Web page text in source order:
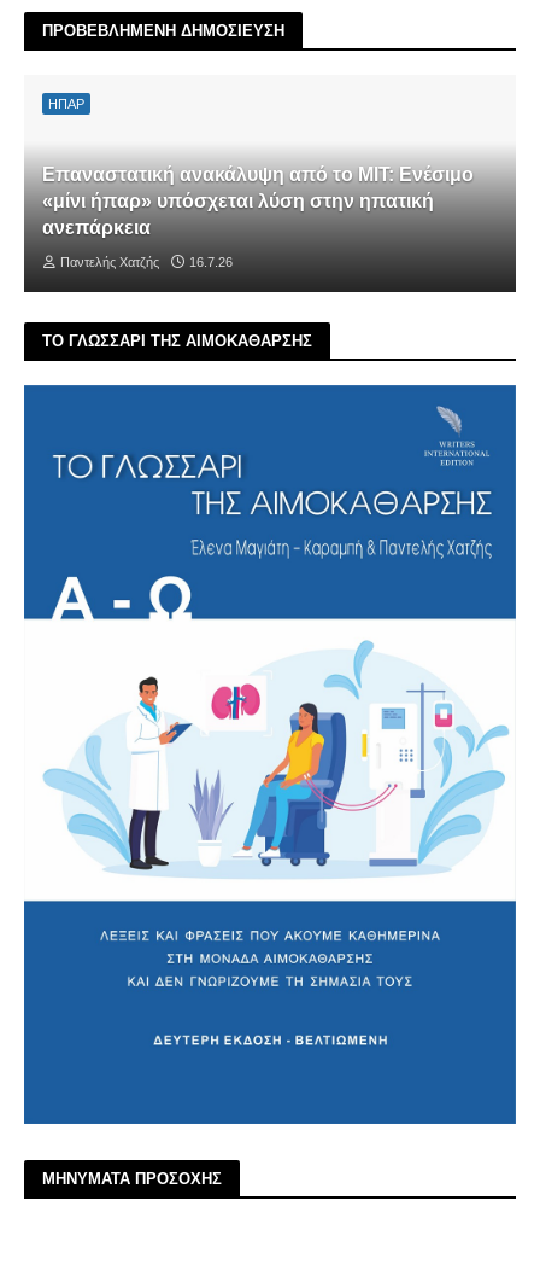
ΠΡΟΒΕΒΛΗΜΕΝΗ ΔΗΜΟΣΙΕΥΣΗ
ΗΠΑΡ
Επαναστατική ανακάλυψη από το MIT: Ενέσιμο
«μίνι ήπαρ» υπόσχεται λύση στην ηπατική
ανεπάρκεια
Παντελής Χατζής 16.7.26
ΤΟ ΓΛΩΣΣΑΡΙ ΤΗΣ ΑΙΜΟΚΑΘΑΡΣΗΣ
ΜΗΝΥΜΑΤΑ ΠΡΟΣΟΧΗΣ